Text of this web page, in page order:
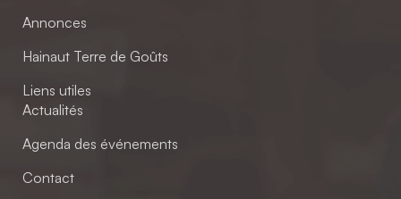
Annonces
Hainaut Terre de Goûts
Liens utiles
Actualités
Agenda des événements
Contact